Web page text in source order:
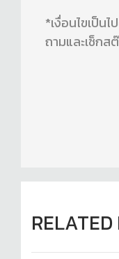
*เงื่อนไขเป็น
ถามและเช็กส
RELATED